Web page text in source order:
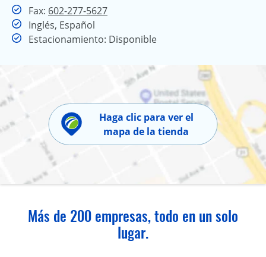
Fax: 602-277-5627Fax
Inglés, Español
Estacionamiento: Disponible
Haga clic para ver el
mapa de la tienda
Más de 200 empresas, todo en un solo
lugar.